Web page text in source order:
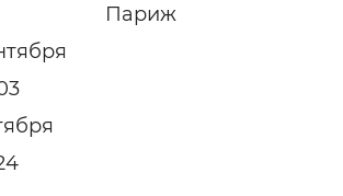
Париж